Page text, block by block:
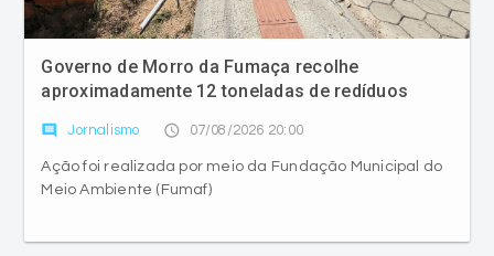
Governo de Morro da Fumaça recolhe
aproximadamente 12 toneladas de redíduos
comment Jornalismo access_time 07/08/2026 20:00
Ação foi realizada por meio da Fundação Municipal do
Meio Ambiente (Fumaf)